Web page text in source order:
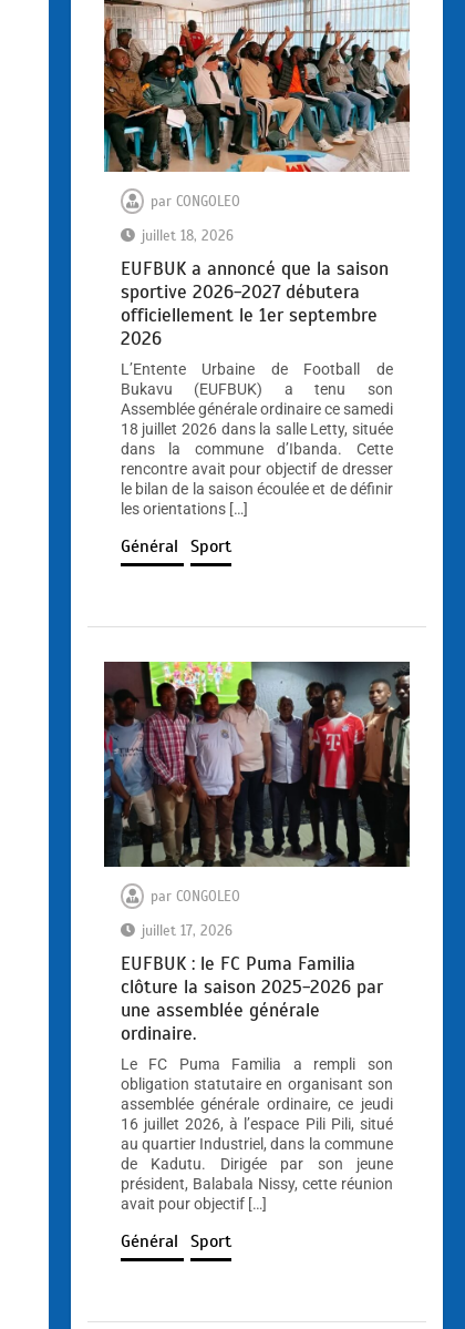
par CONGOLEO
juillet 18, 2026
EUFBUK a annoncé que la saison
sportive 2026-2027 débutera
officiellement le 1er septembre
2026
L’Entente Urbaine de Football de
Bukavu (EUFBUK) a tenu son
Assemblée générale ordinaire ce samedi
18 juillet 2026 dans la salle Letty, située
dans la commune d’Ibanda. Cette
rencontre avait pour objectif de dresser
le bilan de la saison écoulée et de définir
les orientations […]
Général Sport
par CONGOLEO
juillet 17, 2026
EUFBUK : le FC Puma Familia
clôture la saison 2025-2026 par
une assemblée générale
ordinaire.
Le FC Puma Familia a rempli son
obligation statutaire en organisant son
assemblée générale ordinaire, ce jeudi
16 juillet 2026, à l’espace Pili Pili, situé
au quartier Industriel, dans la commune
de Kadutu. Dirigée par son jeune
président, Balabala Nissy, cette réunion
avait pour objectif […]
Général Sport